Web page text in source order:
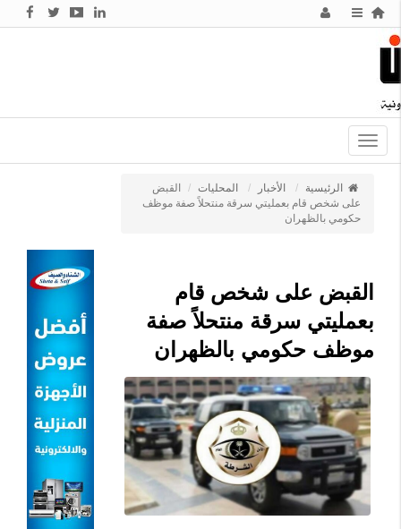
Toggle
navigation
الرئيسية الأخبار المحليات
القبض
على شخص قام بعمليتي سرقة منتحلاً صفة موظف
حكومي بالظهران
القبض على شخص قام
بعمليتي سرقة منتحلاً صفة
موظف حكومي بالظهران